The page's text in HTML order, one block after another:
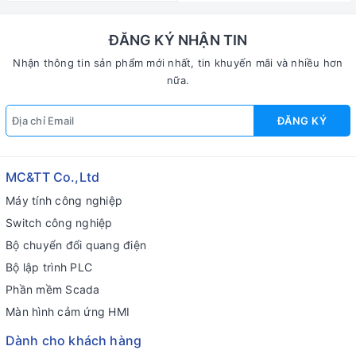
ĐĂNG KÝ NHẬN TIN
Nhận thông tin sản phẩm mới nhất, tin khuyến mãi và nhiều hơn
nữa.
ĐĂNG KÝ
MC&TT Co.,Ltd
Máy tính công nghiệp
Switch công nghiệp
Bộ chuyển đổi quang điện
Bộ lập trình PLC
Phần mềm Scada
Màn hình cảm ứng HMI
Dành cho khách hàng